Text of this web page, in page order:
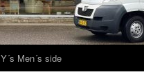
Y´s Men´s side